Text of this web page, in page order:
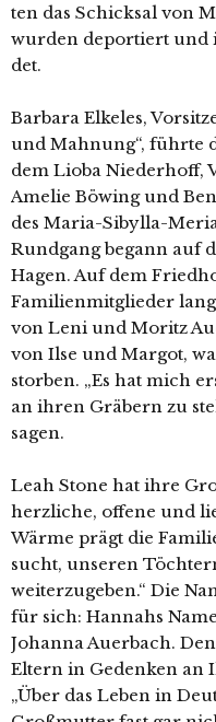
ten das Schicksal von
wur­den depor­tiert und
det.
Barbara Elkeles,
und Mahnung“, führ­te
dem Lioba Niederhoff,
Amelie Böwing und
des Maria-Sibylla-
Rundgang begann auf
Hagen. Auf dem
Familienmitglieder
von Leni und Moritz
von Ilse und Margot,
stor­ben. „Es hat mich
an ihren Gräbern zu
sagen.
Leah Stone hat ihre
herz­li­che, offe­ne und
Wärme prägt die
sucht, unse­ren
wei­ter­zu­ge­ben.“ Die
für sich: Hannahs
Johanna Auerbach.
Eltern in Gedenken an
„Über das Leben in